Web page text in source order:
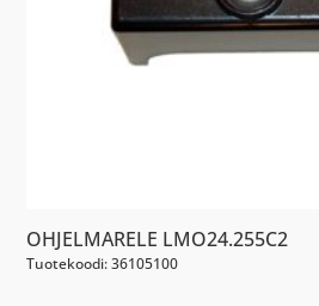
OHJELMARELE LMO24.255C2
Tuotekoodi: 36105100